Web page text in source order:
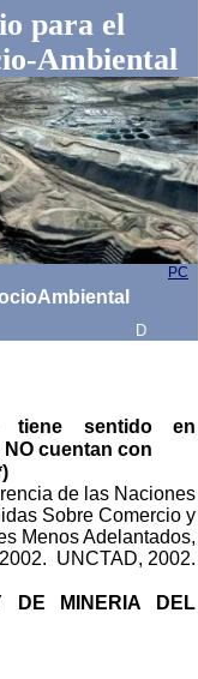
para el
Ambiental
PC
D
tiene sentido en
cuentan con
de las Naciones
Sobre Comercio y
Menos Adelantados,
2002. UNCTAD, 2002.
DE MINERIA DEL